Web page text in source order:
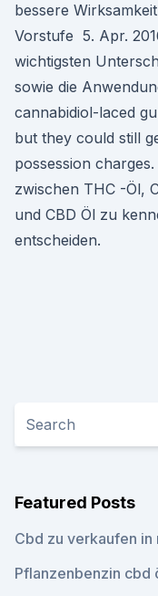
bessere
Vorstufe 5. Apr.
wichtigsten
sowie die
cannabidiol-laced
but they could still
possession
zwischen THC -Öl,
und CBD Öl zu
entscheiden.
Featured Posts
Cbd zu verkaufen in
Pflanzenbenzin cbd